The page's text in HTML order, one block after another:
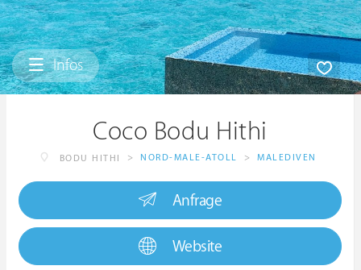
Infos
Coco Bodu Hithi
BODU HITHI > NORD-MALE-ATOLL > MALEDIVEN
Anfrage
Website